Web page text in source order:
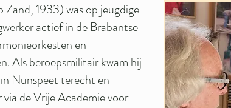
Zand, 1933) was op jeugdige
actief in de Brabantse
en
Als beroepsmilitair kwam hij
Nunspeet terecht en
de Vrije Academie voor